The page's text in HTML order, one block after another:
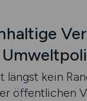
längst kein
öffentlichen